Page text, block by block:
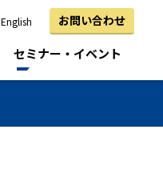
お問い合わせ
セミナー・イベント
English